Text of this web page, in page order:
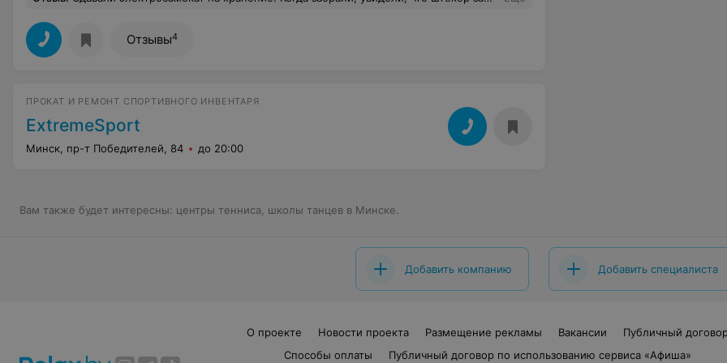
Отзывы4
ПРОКАТ И РЕМОНТ СПОРТИВНОГО ИНВЕНТАРЯ
ExtremeSport
Минск, пр-т Победителей, 84 до 20:00
Вам также будет интересны: центры тенниса школы танцев в Минске.
Добавить компанию Добавить специалиста
О проекте Новости проекта Размещение рекламы Вакансии
Публичный
Способы оплаты
Публичный договор по использованию сервиса «Афиша»